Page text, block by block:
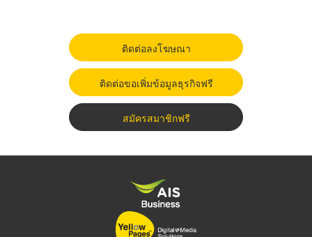
ติดต่อลงโฆษณา
ติดต่อขอเพิ่มข้อมูลธุรกิจฟรี
สมัครสมาชิกฟรี